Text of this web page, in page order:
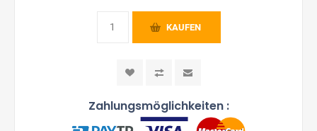
KAUFEN
Zahlungsmöglichkeiten :